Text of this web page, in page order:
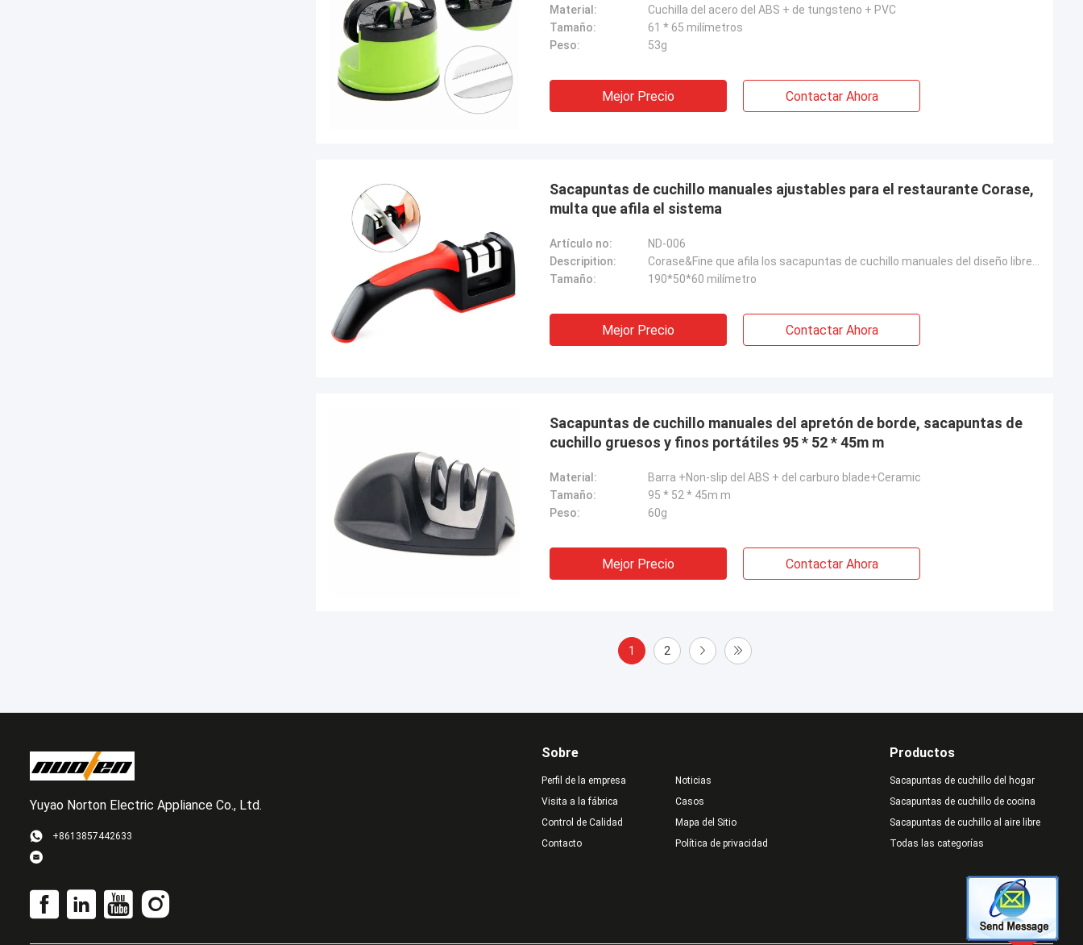
Material:
Cuchilla del acero del ABS + de tungsteno + PVC
Tamaño:
61 * 65 milímetros
Peso:
53g
Mejor Precio Contactar Ahora
Sacapuntas de cuchillo manuales ajustables para el restaurante Corase,
multa que afila el sistema
Artículo no:
ND-006
Descripition:
Tamaño:
190*50*60 milímetro
Mejor Precio Contactar Ahora
Sacapuntas de cuchillo manuales del apretón de borde, sacapuntas de
cuchillo gruesos y finos portátiles 95 * 52 * 45m m
Material:
Barra +Non-slip del ABS + del carburo blade+Ceramic
Tamaño:
95 * 52 * 45m m
Peso:
60g
Mejor Precio Contactar Ahora
1 2
Yuyao Norton Electric Appliance Co., Ltd.
+8613857442633
Sobre
Perfil de la empresa
Visita a la fábrica
Control de Calidad
Contacto
Noticias
Casos
Mapa del Sitio
Política de privacidad
Productos
Sacapuntas de cuchillo del hogar
Sacapuntas de cuchillo de cocina
Sacapuntas de cuchillo al aire libre
Todas las categorías